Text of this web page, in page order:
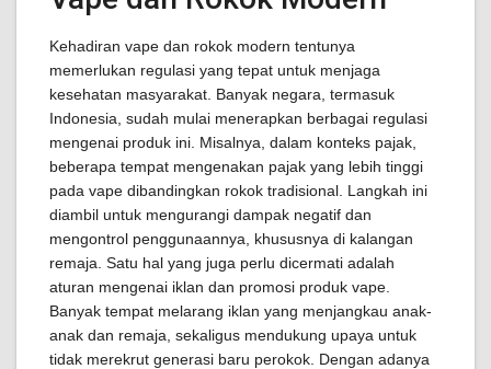
Kehadiran vape dan rokok modern tentunya
memerlukan regulasi yang tepat untuk menjaga
kesehatan masyarakat. Banyak negara, termasuk
Indonesia, sudah mulai menerapkan berbagai regulasi
mengenai produk ini. Misalnya, dalam konteks pajak,
beberapa tempat mengenakan pajak yang lebih tinggi
pada vape dibandingkan rokok tradisional. Langkah ini
diambil untuk mengurangi dampak negatif dan
mengontrol penggunaannya, khususnya di kalangan
remaja. Satu hal yang juga perlu dicermati adalah
aturan mengenai iklan dan promosi produk vape.
Banyak tempat melarang iklan yang menjangkau anak-
anak dan remaja, sekaligus mendukung upaya untuk
tidak merekrut generasi baru perokok. Dengan adanya